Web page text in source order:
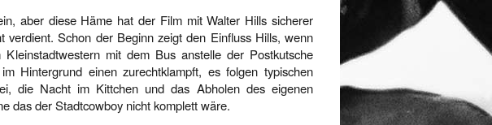
aber diese Häme hat der Film mit Walter Hills sicherer
verdient. Schon der Beginn zeigt den Einfluss Hills, wenn
mit dem Bus anstelle der Postkutsche
Hintergrund einen zurechtklampft, es folgen typischen
die Nacht im Kittchen und das Abholen des eigenen
das der Stadtcowboy nicht komplett wäre.